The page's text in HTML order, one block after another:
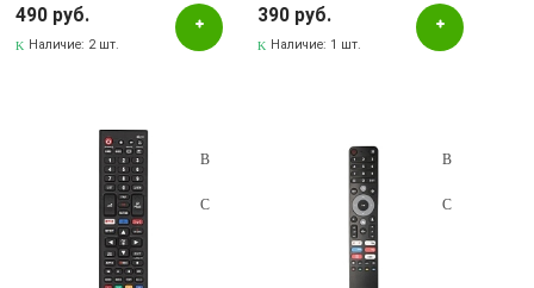
ARMMEDIA
BBK
KROMAX
LEONICS
490 руб.
Наличие: 2 шт.
390 руб.
Наличие: 1 шт.